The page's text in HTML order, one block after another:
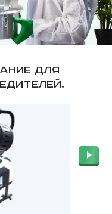
для